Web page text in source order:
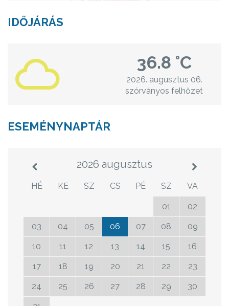
IDŐJÁRÁS
36.8 °C
2026. augusztus 06.
szórványos felhőzet
ESEMÉNYNAPTÁR
2026 augusztus
HÉ KE SZ CS PÉ SZ VA
01 02
03 04 05 06 07 08 09
10 11 12 13 14 15 16
17 18 19 20 21 22 23
24 25 26 27 28 29 30